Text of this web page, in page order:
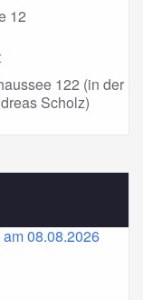
12
122 (in der
Scholz)
08.08.2026